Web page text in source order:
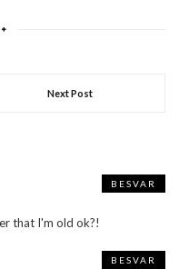
Next Post
that I'm old ok?!
BESVAR
BESVAR